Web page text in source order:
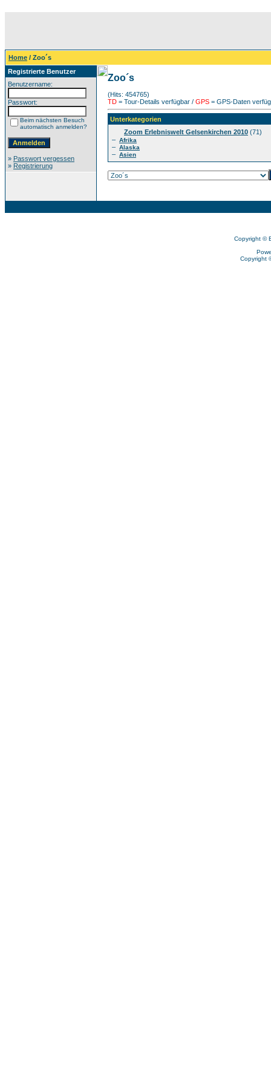
Home / Zoo´s
Registrierte Benutzer
Benutzername:
Passwort:
Beim nächsten Besuch
automatisch anmelden?
» Passwort vergessen
» Registrierung
Zoo´s
(Hits: 454765)
TD = Tour-Details verfügbar / GPS = GPS-Daten
Unterkategorien
Zoom Erlebniswelt Gelsenkirchen 2010 (71)
– Afrika
– Alaska
– Asien
Copyright ©
Copyright